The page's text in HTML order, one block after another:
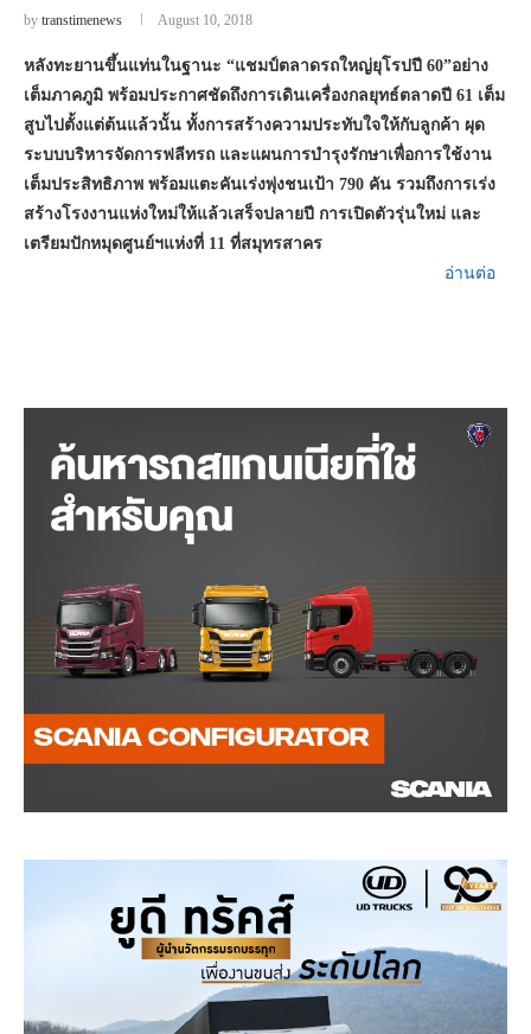
by transtimenews August 10, 2018
หลังทะยานขึ้นแท่นในฐานะ “แชมป์ตลาดรถใหญ่ยุโรปปี 60”อย่าง
เต็มภาคภูมิ พร้อมประกาศชัดถึงการเดินเครื่องกลยุทธ์ตลาดปี 61 เต็ม
สูบไปตั้งแต่ต้นแล้วนั้น ทั้งการสร้างความประทับใจให้กับลูกค้า ผุด
ระบบบริหารจัดการฟลีทรถ และแผนการบำรุงรักษาเพื่อการใช้งาน
เต็มประสิทธิภาพ พร้อมแตะคันเร่งพุ่งชนเป้า 790 คัน รวมถึงการเร่ง
สร้างโรงงานแห่งใหม่ให้แล้วเสร็จปลายปี การเปิดตัวรุ่นใหม่ และ
เตรียมปักหมุดศูนย์ฯแห่งที่ 11 ที่สมุทรสาคร
อ่านต่อ